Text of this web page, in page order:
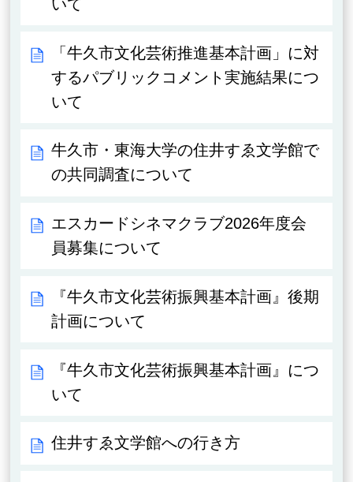
いて
「牛久市文化芸術推進基本計画」に対
するパブリックコメント実施結果につ
いて
牛久市・東海大学の住井すゑ文学館で
の共同調査について
エスカードシネマクラブ2026年度会
員募集について
『牛久市文化芸術振興基本計画』後期
計画について
『牛久市文化芸術振興基本計画』につ
いて
住井すゑ文学館への行き方